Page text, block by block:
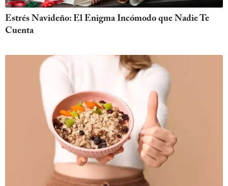
Estrés Navideño: El Enigma Incómodo que Nadie Te
Cuenta